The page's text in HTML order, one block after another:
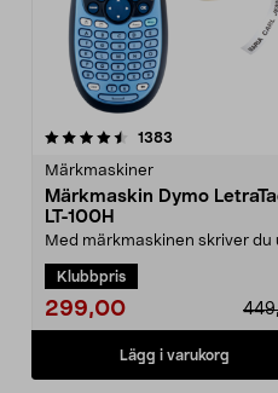
1383
Märkmaskiner
Märkmaskin Dymo
LT-100H
Med märkmaskinen skriver du
Använd den för att ...
Klubbpris
299,00
Lägg i varukorg
4.0 av 5 stjärnor